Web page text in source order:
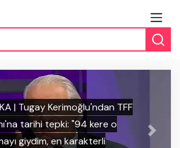
DAKİKA | İrfan Can Kahveci'den
havai fişekli saldırıya tokat
Next